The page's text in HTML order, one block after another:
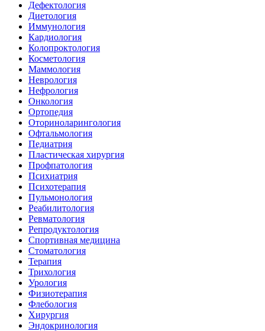
Дефектология
Диетология
Иммунология
Кардиология
Колопроктология
Косметология
Маммология
Неврология
Нефрология
Онкология
Ортопедия
Оториноларингология
Офтальмология
Педиатрия
Пластическая хирургия
Профпатология
Психиатрия
Психотерапия
Пульмонология
Реабилитология
Ревматология
Репродуктология
Спортивная медицина
Стоматология
Терапия
Трихология
Урология
Физиотерапия
Флебология
Хирургия
Эндокринология